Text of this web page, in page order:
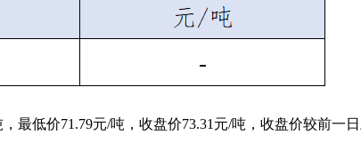
低价71.79元/吨，收盘价73.31元/吨，收盘价较前一日